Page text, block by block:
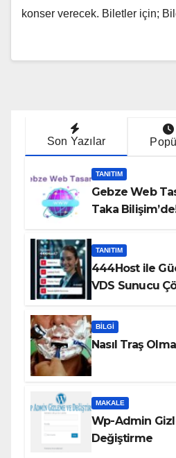
konser verecek. Biletler için;
Son Yazılar
TANITIM
Gebze Web
Taka
TANITIM
444Host ile
VDS Sunucu
BILGI
Nasıl Traş
MAKALE
Wp-Admin
Değiştirme